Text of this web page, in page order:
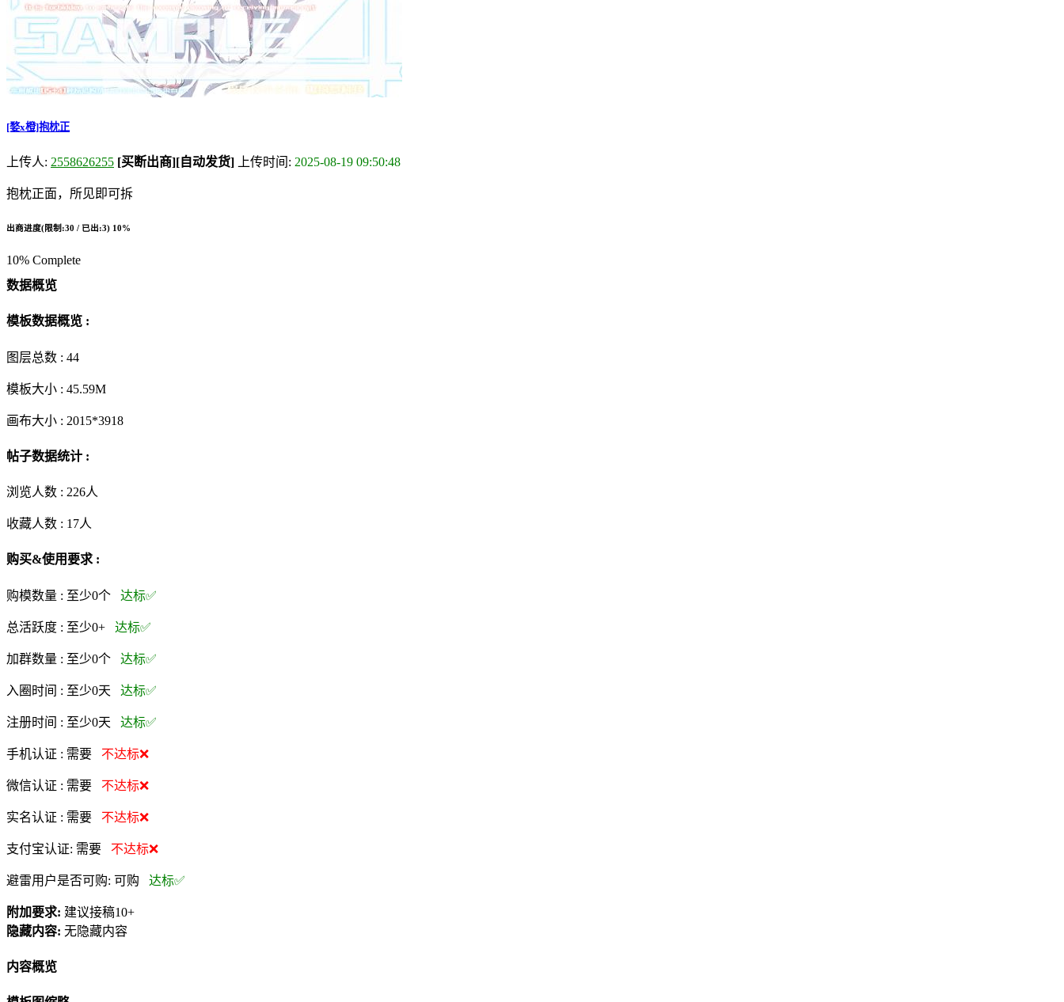
[婺x橙]抱枕正
上传人: 2558626255 [买断出商][自动发货] 上传时间: 2025-08-19 09:50:48
抱枕正面，所见即可拆
出商进度(限制:30 / 已出:3) 10%
10% Complete
数据概览
模板数据概览 :
图层总数 : 44
模板大小 : 45.59M
画布大小 : 2015*3918
帖子数据统计 :
浏览人数 : 226人
收藏人数 : 17人
购买&使用要求 :
购模数量 : 至少0个 达标✅
总活跃度 : 至少0+ 达标✅
加群数量 : 至少0个 达标✅
入圈时间 : 至少0天 达标✅
注册时间 : 至少0天 达标✅
手机认证 : 需要 不达标❌
微信认证 : 需要 不达标❌
实名认证 : 需要 不达标❌
支付宝认证: 需要 不达标❌
避雷用户是否可购: 可购 达标✅
附加要求: 建议接稿10+
隐藏内容: 无隐藏内容
内容概览